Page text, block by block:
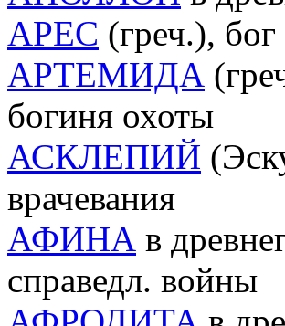
АРЕС (греч.),
АРТЕМИДА
богиня охоты
АСКЛЕПИЙ
врачевания
АФИНА в
справедл. войны